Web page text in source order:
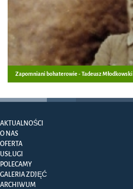
Zapomniani bohaterowie - Tadeusz Młodkowski
AKTUALNOŚCI
O NAS
OFERTA
USŁUGI
POLECAMY
GALERIA ZDJĘĆ
ARCHIWUM